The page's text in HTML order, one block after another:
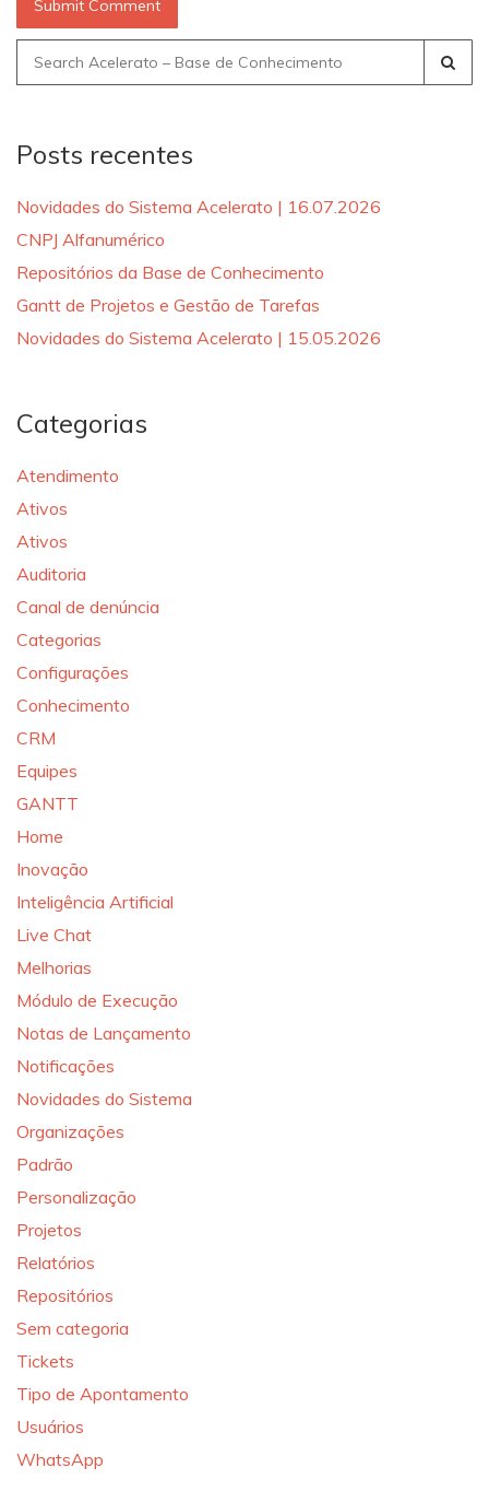
Search
for:
Posts recentes
Novidades do Sistema Acelerato | 16.07.2026
CNPJ Alfanumérico
Repositórios da Base de Conhecimento
Gantt de Projetos e Gestão de Tarefas
Novidades do Sistema Acelerato | 15.05.2026
Categorias
Atendimento
Ativos
Ativos
Auditoria
Canal de denúncia
Categorias
Configurações
Conhecimento
CRM
Equipes
GANTT
Home
Inovação
Inteligência Artificial
Live Chat
Melhorias
Módulo de Execução
Notas de Lançamento
Notificações
Novidades do Sistema
Organizações
Padrão
Personalização
Projetos
Relatórios
Repositórios
Sem categoria
Tickets
Tipo de Apontamento
Usuários
WhatsApp